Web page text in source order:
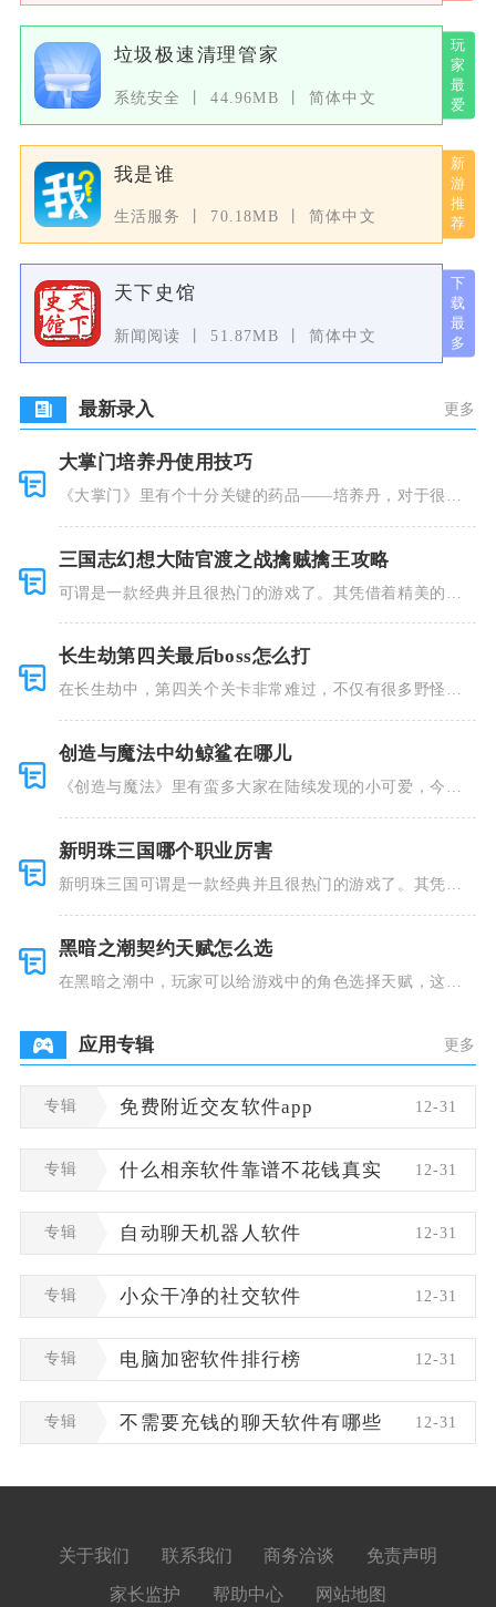
垃圾极速清理管家
系统安全 44.96MB 简体中文
我是谁
生活服务 70.18MB 简体中文
天下史馆
新闻阅读 51.87MB 简体中文
最新录入 更多
大掌门培养丹使用技巧
《大掌门》里有个十分关键的药品——培养丹，对于很多
三国志幻想大陆官渡之战擒贼擒王攻略
可谓是一款经典并且很热门的游戏了。其凭借着精美的画
长生劫第四关最后boss怎么打
在长生劫中，第四关个关卡非常难过，不仅有很多野怪，
创造与魔法中幼鲸鲨在哪儿
《创造与魔法》里有蛮多大家在陆续发现的小可爱，今天
新明珠三国哪个职业厉害
新明珠三国可谓是一款经典并且很热门的游戏了。其凭借
黑暗之潮契约天赋怎么选
在黑暗之潮中，玩家可以给游戏中的角色选择天赋，这些
应用专辑 更多
专辑 免费附近交友软件app 12-31
专辑 什么相亲软件靠谱不花钱真实 12-31
专辑 自动聊天机器人软件 12-31
专辑 小众干净的社交软件 12-31
专辑 电脑加密软件排行榜 12-31
专辑 不需要充钱的聊天软件有哪些 12-31
关于我们 联系我们 商务洽谈 免责声明
家长监护 帮助中心 网站地图